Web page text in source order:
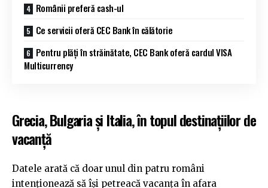
Românii preferă cash-ul
Ce servicii oferă CEC Bank în călătorie
Pentru plăți în străinătate, CEC Bank oferă cardul VISA
Multicurrency
Grecia, Bulgaria și Italia, în topul destinațiilor de
vacanță
Datele arată că doar unul din patru români
intenționează să își petreacă vacanța în afara